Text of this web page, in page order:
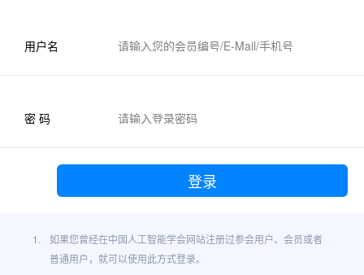
用户名
密 码
1.
如果您曾经在中国人工智能学会网站注册过参会用户、会员或者
普通用户，就可以使用此方式登录。